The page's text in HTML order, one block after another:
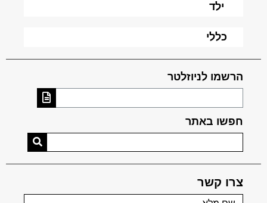
ילד
כללי
הרשמו לניוזלטר
חפשו באתר
צרו קשר